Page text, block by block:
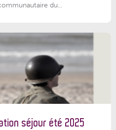
du...
séjour été 2025